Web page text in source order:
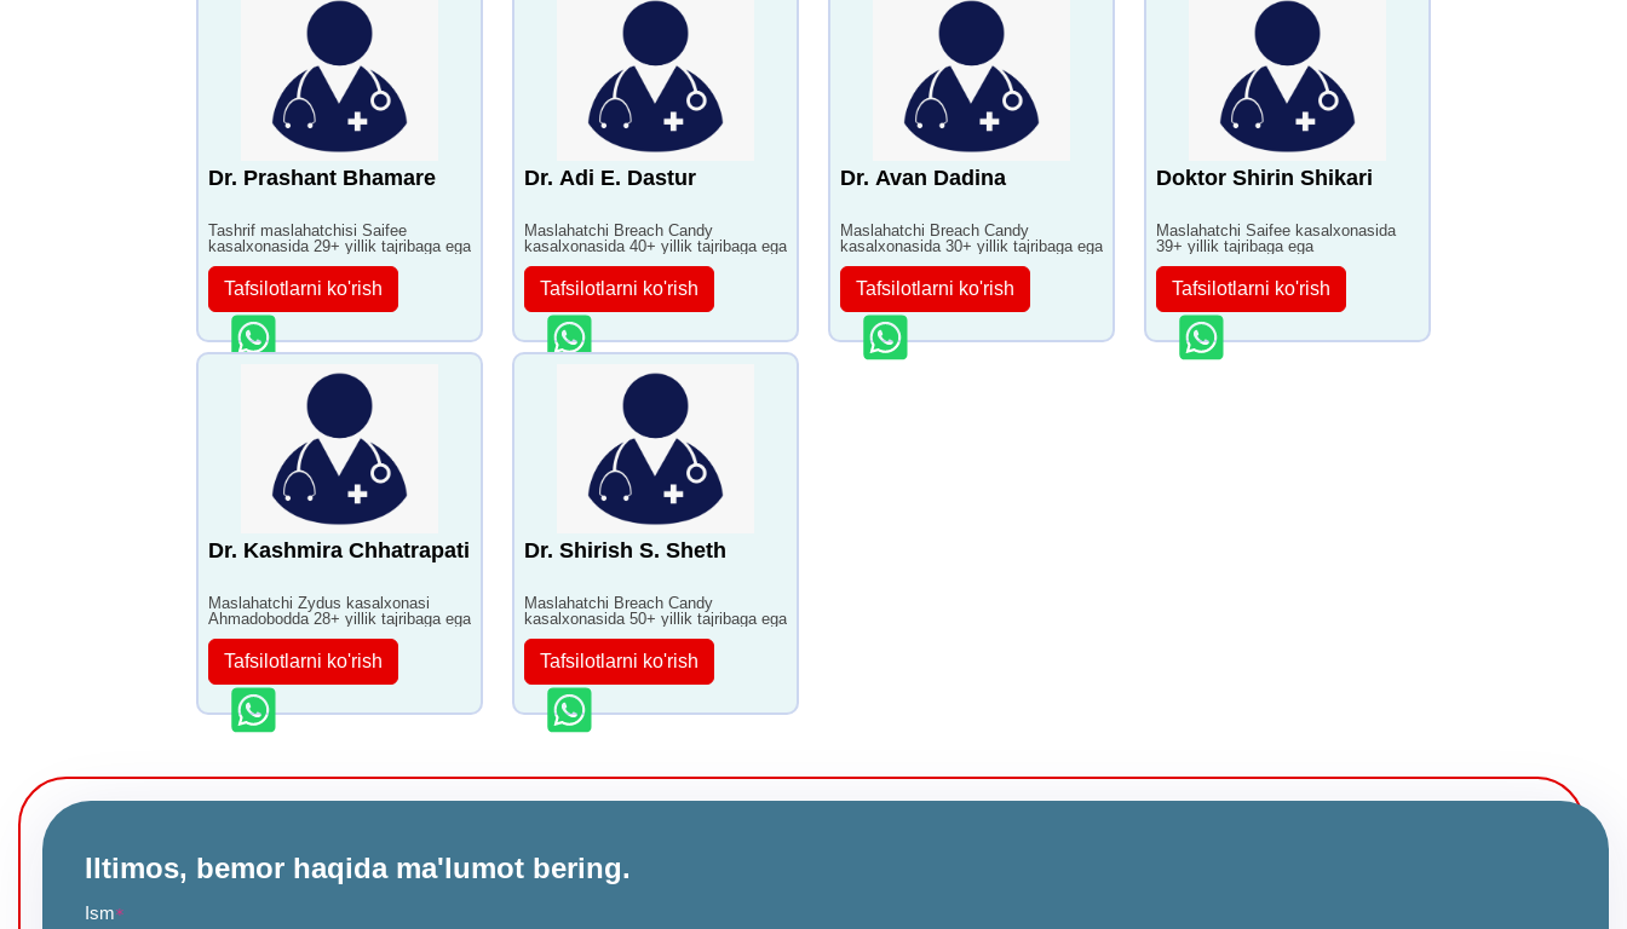
Dr. Prashant Bhamare
Tashrif maslahatchisi Saifee
kasalxonasida 29+ yillik tajribaga ega
Tafsilotlarni ko'rish
Dr. Adi E. Dastur
Maslahatchi Breach Candy
kasalxonasida 40+ yillik tajribaga ega
Tafsilotlarni ko'rish
Dr. Avan Dadina
Maslahatchi Breach Candy
kasalxonasida 30+ yillik tajribaga ega
Tafsilotlarni ko'rish
Doktor Shirin Shikari
Maslahatchi Saifee kasalxonasida
39+ yillik tajribaga ega
Tafsilotlarni ko'rish
Dr. Kashmira Chhatrapati
Maslahatchi Zydus kasalxonasi
Ahmadobodda 28+ yillik tajribaga ega
Tafsilotlarni ko'rish
Dr. Shirish S. Sheth
Maslahatchi Breach Candy
kasalxonasida 50+ yillik tajribaga ega
Tafsilotlarni ko'rish
Iltimos, bemor haqida ma'lumot bering.
Ism*